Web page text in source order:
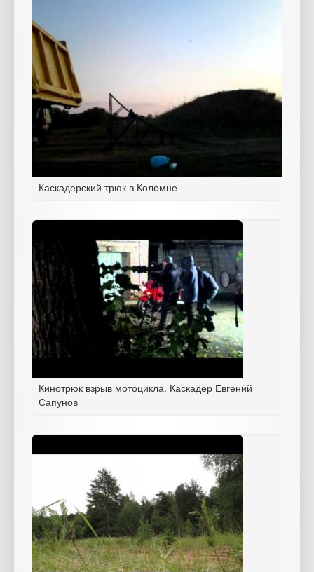
Каскадерский трюк в Коломне
Кинотрюк взрыв мотоцикла. Каскадер Евгений
Сапунов